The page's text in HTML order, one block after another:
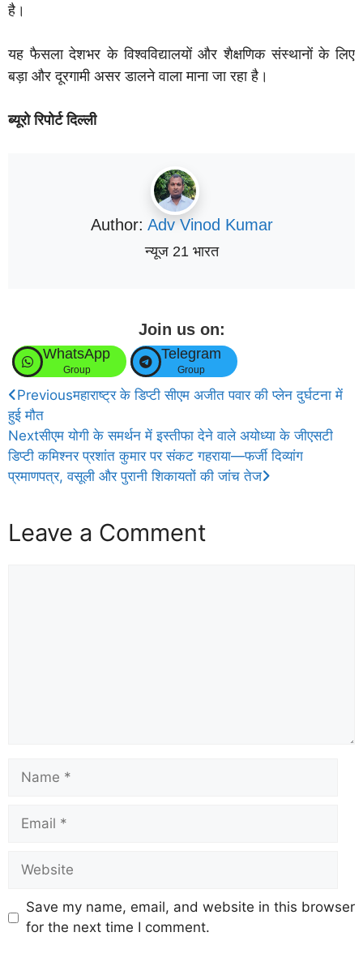
है।
यह फैसला देशभर के विश्वविद्यालयों और शैक्षणिक संस्थानों के लिए
बड़ा और दूरगामी असर डालने वाला माना जा रहा है।
ब्यूरो रिपोर्ट दिल्ली
Author: Adv Vinod Kumar
न्यूज 21 भारत
Join us on:
WhatsApp
Group
Telegram
Group
Previousमहाराष्ट्र के डिप्टी सीएम अजीत पवार की प्लेन दुर्घटना में
हुई मौत
Nextसीएम योगी के समर्थन में इस्तीफा देने वाले अयोध्या के जीएसटी
डिप्टी कमिश्नर प्रशांत कुमार पर संकट गहराया—फर्जी दिव्यांग
प्रमाणपत्र, वसूली और पुरानी शिकायतों की जांच तेज
Leave a Comment
Save my name, email, and website in this browser
for the next time I comment.